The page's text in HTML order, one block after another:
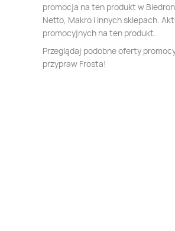
promocja na ten produkt w
Netto, Makro i innych sklepach.
promocyjnych na ten produkt.
Przeglądaj podobne oferty
przypraw Frosta!